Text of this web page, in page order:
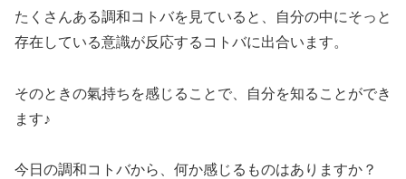
たくさんある調和コトバを見ていると、自分の中にそっと
存在している意識が反応するコトバに出合います。
そのときの氣持ちを感じることで、自分を知ることができ
ます♪
今日の調和コトバから、何か感じるものはありますか？